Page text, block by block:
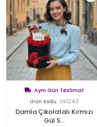
Aynı Gün Teslimat
Ürün Kodu: CK1243
Damla Çikolatalı Kırmızı
Gül S...